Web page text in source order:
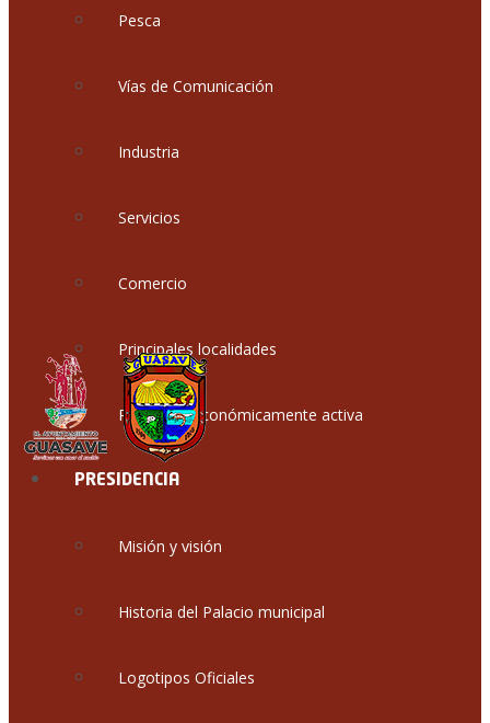
Pesca
Vías de Comunicación
Industria
Servicios
Comercio
Principales localidades
Población económicamente activa
PRESIDENCIA
Misión y visión
Historia del Palacio municipal
Logotipos Oficiales